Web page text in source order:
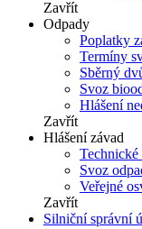
Zavřít
Odpady
Poplatky
Termíny
Sběrný
Svoz
Hlášení
Zavřít
Hlášení závad
Technické
Svoz
Veřejné
Zavřít
Silniční správní